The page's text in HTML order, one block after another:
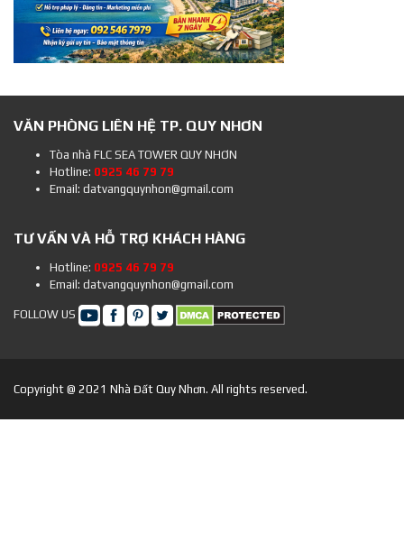
VĂN PHÒNG LIÊN HỆ TP. QUY NHƠN
Tòa nhà FLC SEA TOWER QUY NHƠN
Hotline: 0925 46 79 79
Email: datvangquynhon@gmail.com
TƯ VẤN VÀ HỖ TRỢ KHÁCH HÀNG
Hotline: 0925 46 79 79
Email: datvangquynhon@gmail.com
FOLLOW US
Copyright @ 2021 Nhà Đất Quy Nhơn. All rights reserved.